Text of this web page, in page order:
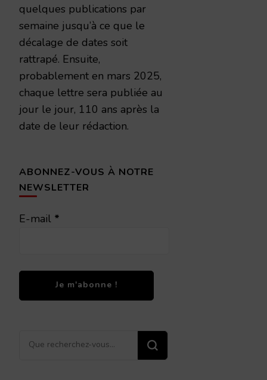
quelques publications par
semaine jusqu’à ce que le
décalage de dates soit
rattrapé. Ensuite,
probablement en mars 2025,
chaque lettre sera publiée au
jour le jour, 110 ans après la
date de leur rédaction.
ABONNEZ-VOUS À NOTRE
NEWSLETTER
E-mail *
Vous